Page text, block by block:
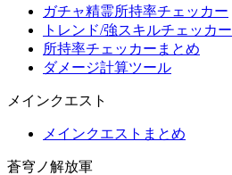
ガチャ精霊所持率チェッカー
トレンド/強スキルチェッカー
所持率チェッカーまとめ
ダメージ計算ツール
メインクエスト
メインクエストまとめ
蒼穹ノ解放軍